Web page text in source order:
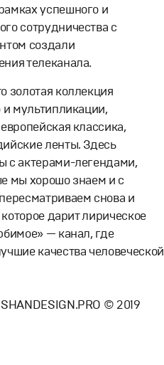
успешного и
сотрудничества с
создали
телеканала.
золотая коллекция
и мультипликации,
классика,
ленты. Здесь
с актерами-легендами,
мы хорошо знаем и с
снова и
дарит лирическое
— канал, где
качества человеческой
SHANDESIGN.PRO © 2019